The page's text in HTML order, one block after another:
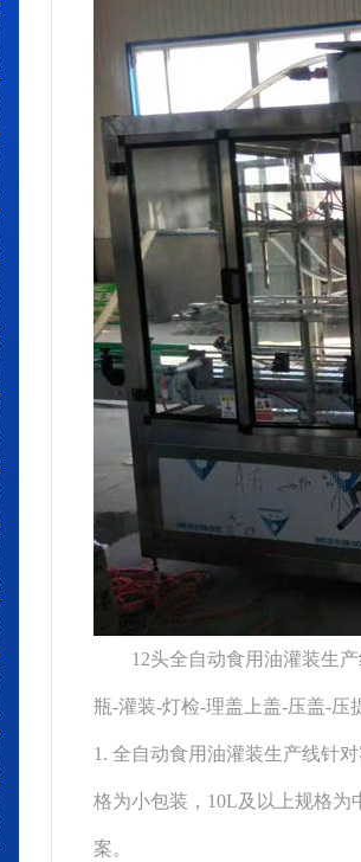
12头全自动食用油灌装生产
瓶-灌装-灯检-理盖上盖-压盖-压
1. 全自动食用油灌装生产线针
格为小包装，10L及以上规格为
案。